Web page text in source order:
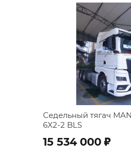
Седельный тягач
6X2-2 BLS
15 534 000 ;